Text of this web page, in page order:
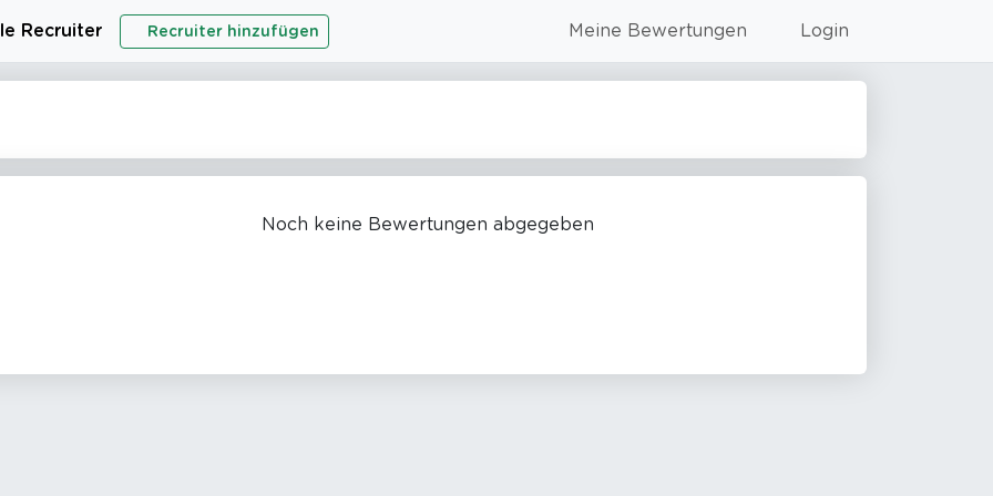
Recruiter Recruiter hinzufügen Meine Bewertungen Login
Noch keine Bewertungen abgegeben